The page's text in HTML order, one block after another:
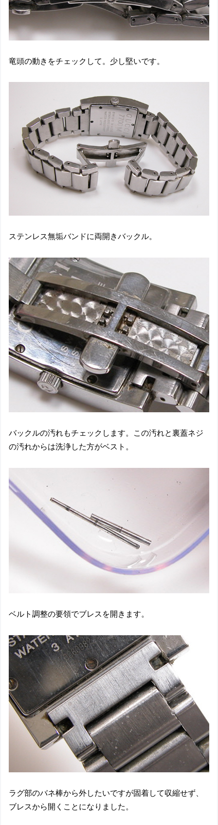
竜頭の動きをチェックして。少し堅いです。
ステンレス無垢バンドに両開きバックル。
バックルの汚れもチェックします。この汚れと裏蓋ネジ
の汚れからは洗浄した方がベスト。
ベルト調整の要領でブレスを開きます。
ラグ部のバネ棒から外したいですが固着して収縮せず、
ブレスから開くことになりました。